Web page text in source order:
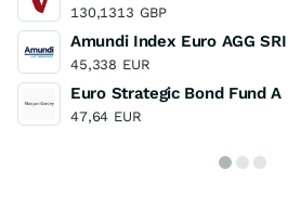
130,1313 GBP
Amundi Index Euro AGG SRI
45,338 EUR
Euro Strategic Bond Fund A
47,64 EUR